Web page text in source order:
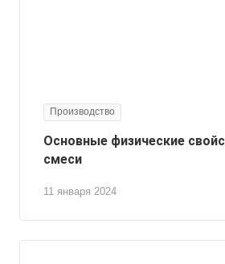
Производство
11 января 2024
Основные физические
смеси